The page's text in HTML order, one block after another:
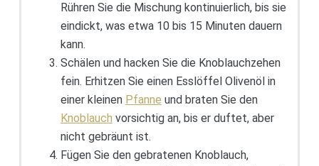
Rühren Sie die Mischung kontinuierlich, bis sie
eindickt, was etwa 10 bis 15 Minuten dauern
kann.
Schälen und hacken Sie die Knoblauchzehen
fein. Erhitzen Sie einen Esslöffel Olivenöl in
einer kleinen Pfanne und braten Sie den
Knoblauch vorsichtig an, bis er duftet, aber
nicht gebräunt ist.
Fügen Sie den gebratenen Knoblauch,